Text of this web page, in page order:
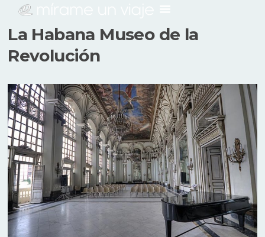
La Habana Museo de la
Revolución